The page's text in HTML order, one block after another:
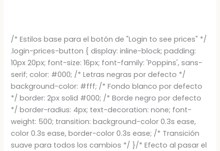
/* Estilos base para el botón de "Login to see prices" */
.login-prices-button { display: inline-block; padding:
10px 20px; font-size: 16px; font-family: 'Poppins', sans-
serif; color: #000; /* Letras negras por defecto */
background-color: #fff; /* Fondo blanco por defecto
*/ border: 2px solid #000; /* Borde negro por defecto
*/ border-radius: 4px; text-decoration: none; font-
weight: 500; transition: background-color 0.3s ease,
color 0.3s ease, border-color 0.3s ease; /* Transición
suave para todos los cambios */ }/* Efecto al pasar el